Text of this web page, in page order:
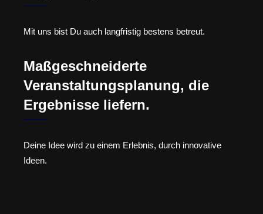
Mit uns bist Du auch langfristig bestens betreut.
Maßgeschneiderte
Veranstaltungsplanung, die
Ergebnisse liefern.
Deine Idee wird zu einem Erlebnis, durch innovative
Ideen.